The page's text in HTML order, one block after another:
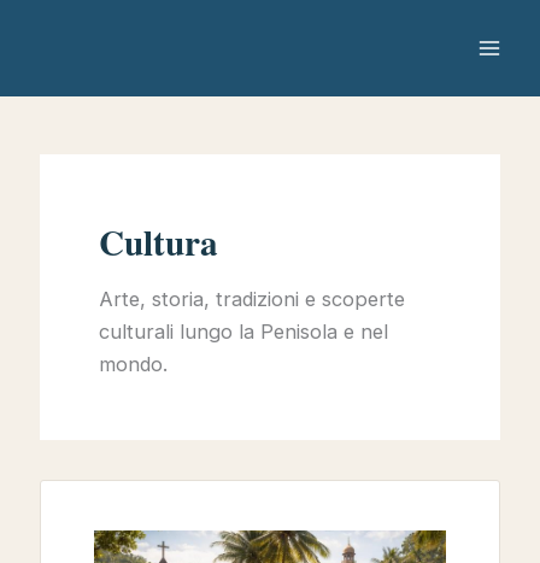
Cultura
Arte, storia, tradizioni e scoperte
culturali lungo la Penisola e nel
mondo.